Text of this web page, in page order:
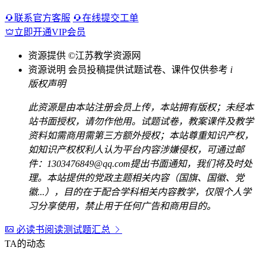
联系官方客服
在线提交工单
立即开通VIP会员
资源提供 ©江苏教学资源网
资源说明 会员投稿提供试题试卷、课件仅供参考 i
版权声明
此资源是由本站注册会员上传，本站拥有版权；未经本
站书面授权，请勿作他用。试题试卷，教案课件及教学
资料如需商用需第三方额外授权；本站尊重知识产权，
如知识产权权利人认为平台内容涉嫌侵权，可通过邮
件：1303476849@qq.com提出书面通知，我们将及时处
理。本站提供的党政主题相关内容（国旗、国徽、党
徽...），目的在于配合学科相关内容教学，仅限个人学
习分享使用，禁止用于任何广告和商用目的。
必读书阅读测试题汇总
TA的动态